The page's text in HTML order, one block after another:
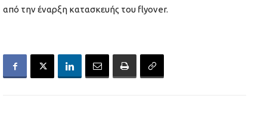
από την έναρξη κατασκευής του flyover.